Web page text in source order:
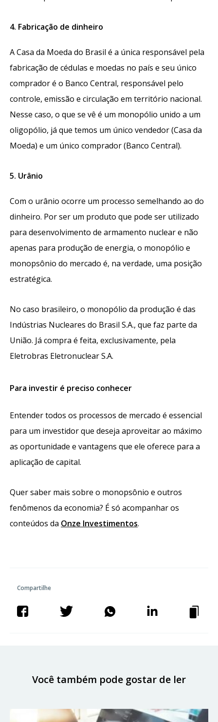
Compartilhe
4. Fabricação de dinheiro
A Casa da Moeda do Brasil é a única responsável pela
fabricação de cédulas e moedas no país e seu único
comprador é o Banco Central, responsável pelo
controle, emissão e circulação em território nacional.
Nesse caso, o que se vê é um monopólio unido a um
oligopólio, já que temos um único vendedor (Casa da
Moeda) e um único comprador (Banco Central).
5. Urânio
Com o urânio ocorre um processo semelhando ao do
dinheiro. Por ser um produto que pode ser utilizado
para desenvolvimento de armamento nuclear e não
apenas para produção de energia, o monopólio e
monopsônio do mercado é, na verdade, uma posição
estratégica.
No caso brasileiro, o monopólio da produção é das
Indústrias Nucleares do Brasil S.A., que faz parte da
União. Já compra é feita, exclusivamente, pela
Eletrobras Eletronuclear S.A.
Para investir é preciso conhecer
Entender todos os processos de mercado é essencial
para um investidor que deseja aproveitar ao máximo
as oportunidade e vantagens que ele oferece para a
aplicação de capital.
Quer saber mais sobre o monopsônio e outros
fenômenos da economia? É só acompanhar os
conteúdos da Onze Investimentos.
Você também pode gostar de ler